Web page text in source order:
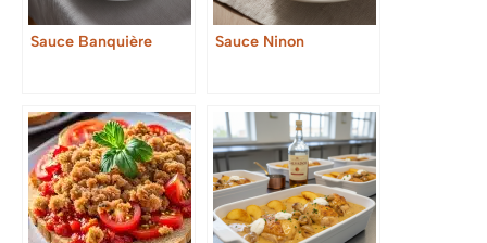
Sauce Banquière Sauce Ninon